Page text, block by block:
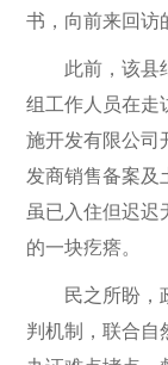
书，向前来回访
此前，该县
组工作人员在走
施开发有限公司
发商销售备案及
虽已入住但迟迟
的一块疙瘩。
民之所盼，
判机制，联合自